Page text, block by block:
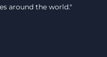
around the world."